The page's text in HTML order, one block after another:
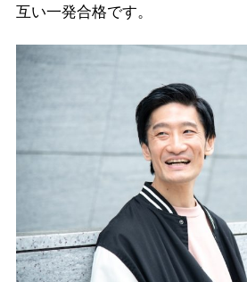
互い一発合格です。